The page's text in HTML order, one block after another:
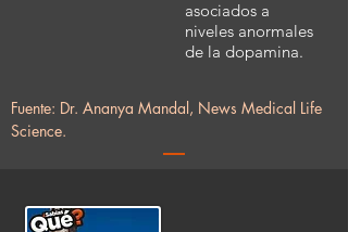
asociados a
niveles anormales
de la dopamina.
Fuente: Dr. Ananya Mandal, News Medical Life
Science.